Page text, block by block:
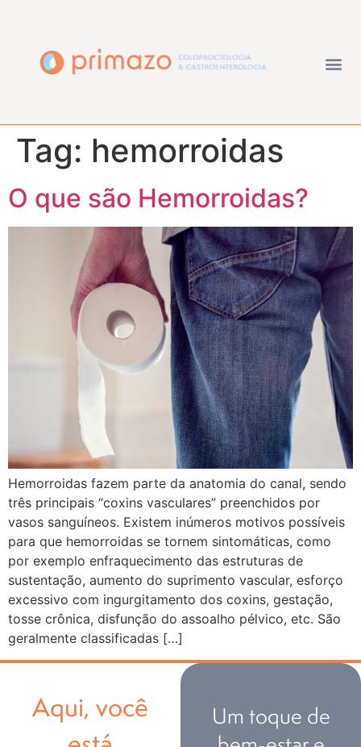
Tag: hemorroidas
O que são Hemorroidas?
Hemorroidas fazem parte da anatomia do canal, sendo
três principais “coxins vasculares” preenchidos por
vasos sanguíneos. Existem inúmeros motivos possíveis
para que hemorroidas se tornem sintomáticas, como
por exemplo enfraquecimento das estruturas de
sustentação, aumento do suprimento vascular, esforço
excessivo com ingurgitamento dos coxins, gestação,
tosse crônica, disfunção do assoalho pélvico, etc. São
geralmente classificadas […]
Aqui, você
Um toque de